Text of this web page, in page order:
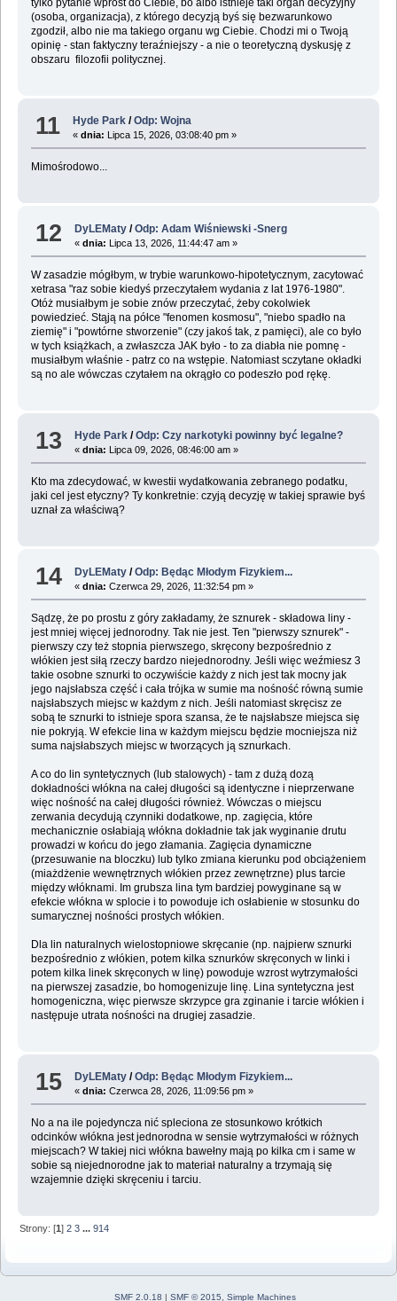
(osoba, organizacja), z którego decyzją byś się bezwarunkowo
zgodził, albo nie ma takiego organu wg Ciebie. Chodzi mi o Twoją
opinię - stan faktyczny teraźniejszy - a nie o teoretyczną dyskusję z
obszaru filozofii politycznej.
11 Hyde Park /Odp: Wojna
«dnia: Lipca 15, 2026, 03:08:40 pm »
Mimośrodowo...
12 DyLEMaty /Odp: Adam Wiśniewski -Snerg
«dnia: Lipca 13, 2026, 11:44:47 am »
W zasadzie mógłbym, w trybie warunkowo-hipotetycznym, zacytować
xetrasa "raz sobie kiedyś przeczytałem wydania z lat 1976-1980".
Otóż musiałbym je sobie znów przeczytać, żeby cokolwiek
powiedzieć. Stąją na półce "fenomen kosmosu", "niebo spadło na
ziemię" i "powtórne stworzenie" (czy jakoś tak, z pamięci), ale co było
w tych książkach, a zwłaszcza JAK było - to za diabła nie pomnę -
musiałbym właśnie - patrz co na wstępie. Natomiast sczytane okładki
są no ale wówczas czytałem na okrągło co podeszło pod rękę.
13 Hyde Park /Odp: Czy narkotyki powinny być legalne?
«dnia: Lipca 09, 2026, 08:46:00 am »
Kto ma zdecydować, w kwestii wydatkowania zebranego podatku,
jaki cel jest etyczny? Ty konkretnie: czyją decyzję w takiej sprawie byś
uznał za właściwą?
14 DyLEMaty /Odp: Będąc Młodym Fizykiem...
«dnia: Czerwca 29, 2026, 11:32:54 pm »
Sądzę, że po prostu z góry zakładamy, że sznurek - składowa liny -
jest mniej więcej jednorodny. Tak nie jest. Ten "pierwszy sznurek" -
pierwszy czy też stopnia pierwszego, skręcony bezpośrednio z
włókien jest siłą rzeczy bardzo niejednorodny. Jeśli więc weźmiesz 3
takie osobne sznurki to oczywiście każdy z nich jest tak mocny jak
jego najsłabsza część i cała trójka w sumie ma nośność równą sumie
najsłabszych miejsc w każdym z nich. Jeśli natomiast skręcisz ze
sobą te sznurki to istnieje spora szansa, że te najsłabsze miejsca się
nie pokryją. W efekcie lina w każdym miejscu będzie mocniejsza niż
suma najsłabszych miejsc w tworzących ją sznurkach.
A co do lin syntetycznych (lub stalowych) - tam z dużą dozą
dokładności włókna na całej długości są identyczne i nieprzerwane
więc nośność na całej długości również. Wówczas o miejscu
zerwania decydują czynniki dodatkowe, np. zagięcia, które
mechanicznie osłabiają włókna dokładnie tak jak wyginanie drutu
prowadzi w końcu do jego złamania. Zagięcia dynamiczne
(przesuwanie na bloczku) lub tylko zmiana kierunku pod obciążeniem
(miażdżenie wewnętrznych włókien przez zewnętrzne) plus tarcie
między włóknami. Im grubsza lina tym bardziej powyginane są w
efekcie włókna w splocie i to powoduje ich osłabienie w stosunku do
sumarycznej nośności prostych włókien.
Dla lin naturalnych wielostopniowe skręcanie (np. najpierw sznurki
bezpośrednio z włókien, potem kilka sznurków skręconych w linki i
potem kilka linek skręconych w linę) powoduje wzrost wytrzymałości
na pierwszej zasadzie, bo homogenizuje linę. Lina syntetyczna jest
homogeniczna, więc pierwsze skrzypce gra zginanie i tarcie włókien i
następuje utrata nośności na drugiej zasadzie.
15 DyLEMaty /Odp: Będąc Młodym Fizykiem...
«dnia: Czerwca 28, 2026, 11:09:56 pm »
No a na ile pojedyncza nić spleciona ze stosunkowo krótkich
odcinków włókna jest jednorodna w sensie wytrzymałości w różnych
miejscach? W takiej nici włókna bawełny mają po kilka cm i same w
sobie są niejednorodne jak to materiał naturalny a trzymają się
wzajemnie dzięki skręceniu i tarciu.
Strony: [1]2 3 ...914
SMF 2.0.18 | SMF © 2015 Simple Machines